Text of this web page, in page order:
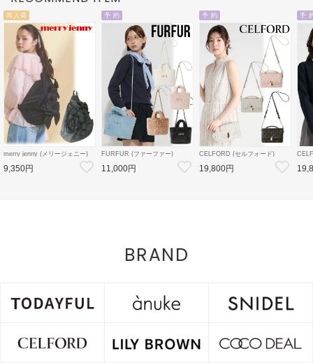
再入荷
merry jenny (メリージェニー)
ribbonワンショルダーバッグ 26
春夏4【2825419005】ハンド・
ショルダーバッグ
9,350円
予 約
FURFUR (ファーファー)
エコファートートバッグ 26秋冬
予約【RWGB264506】トート
バッグ 入荷予定 : 9月下旬～
11,000円
予 約
CELFORD (セルフォード)
【リュタン】ビジュースタッズ
ミニショルダー 26秋冬予約
【CWGB264549】ハンド・シ
19,800円
予
ン
【
BRAND